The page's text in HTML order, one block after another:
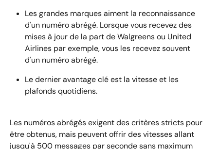
Les grandes marques aiment la reconnaissance
d'un numéro abrégé. Lorsque vous recevez des
mises à jour de la part de Walgreens ou United
Airlines par exemple, vous les recevez souvent
d'un numéro abrégé.
Le dernier avantage clé est la vitesse et les
plafonds quotidiens.
Les numéros abrégés exigent des critères stricts pour
être obtenus, mais peuvent offrir des vitesses allant
jusqu'à 500 messages par seconde sans maximum